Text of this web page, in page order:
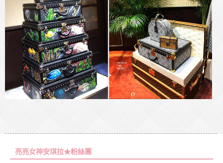
亮亮女神安琪拉★粉絲團